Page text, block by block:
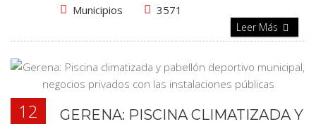
Municipios 3571
Leer Más
12
GERENA: PISCINA CLIMATIZADA Y